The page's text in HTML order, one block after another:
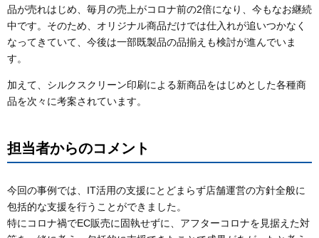
品が売れはじめ、毎月の売上がコロナ前の2倍になり、今もなお継続
中です。そのため、オリジナル商品だけでは仕入れが追いつかなく
なってきていて、今後は一部既製品の品揃えも検討が進んでいま
す。
加えて、シルクスクリーン印刷による新商品をはじめとした各種商
品を次々に考案されています。
担当者からのコメント
今回の事例では、IT活用の支援にとどまらず店舗運営の方針全般に
包括的な支援を行うことができました。
特にコロナ禍でEC販売に固執せずに、アフターコロナを見据えた対